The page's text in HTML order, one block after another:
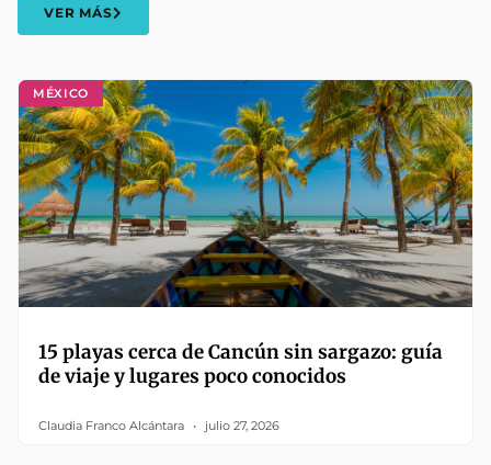
MÉXICO
15 playas cerca de Cancún sin sargazo: guía
de viaje y lugares poco conocidos
Claudia Franco Alcántara julio 27, 2026
VER MÁS